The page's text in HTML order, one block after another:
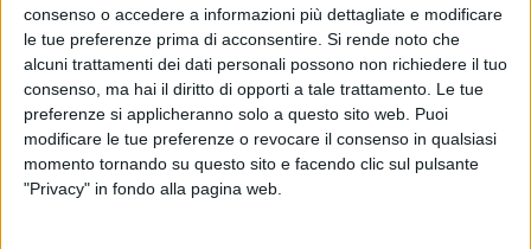
consenso o accedere a informazioni più dettagliate e modificare
le tue preferenze prima di acconsentire. Si rende noto che
alcuni trattamenti dei dati personali possono non richiedere il tuo
consenso, ma hai il diritto di opporti a tale trattamento. Le tue
preferenze si applicheranno solo a questo sito web. Puoi
modificare le tue preferenze o revocare il consenso in qualsiasi
momento tornando su questo sito e facendo clic sul pulsante
"Privacy" in fondo alla pagina web.
Chi siamo Contattaci